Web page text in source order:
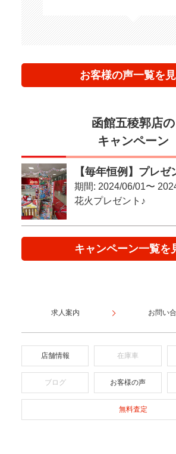
お客様の声一覧を
函館五稜郭店の
キャンペーン
期間: 2024/06/01〜
花火プレゼント♪
キャンペーン一覧を
求人案内 お問い
店舗情報 在庫車
ブログ お客様の声
無料査定